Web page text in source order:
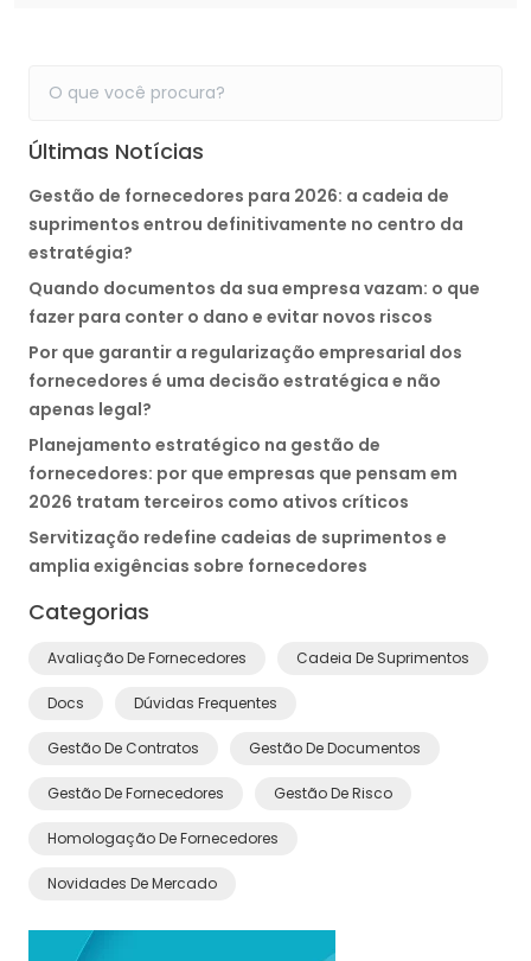
Últimas Notícias
Gestão de fornecedores para 2026: a cadeia de
suprimentos entrou definitivamente no centro da
estratégia?
Quando documentos da sua empresa vazam: o que
fazer para conter o dano e evitar novos riscos
Por que garantir a regularização empresarial dos
fornecedores é uma decisão estratégica e não
apenas legal?
Planejamento estratégico na gestão de
fornecedores: por que empresas que pensam em
2026 tratam terceiros como ativos críticos
Servitização redefine cadeias de suprimentos e
amplia exigências sobre fornecedores
Categorias
Avaliação De Fornecedores Cadeia De Suprimentos
Docs Dúvidas Frequentes
Gestão De Contratos Gestão De Documentos
Gestão De Fornecedores Gestão De Risco
Homologação De Fornecedores
Novidades De Mercado